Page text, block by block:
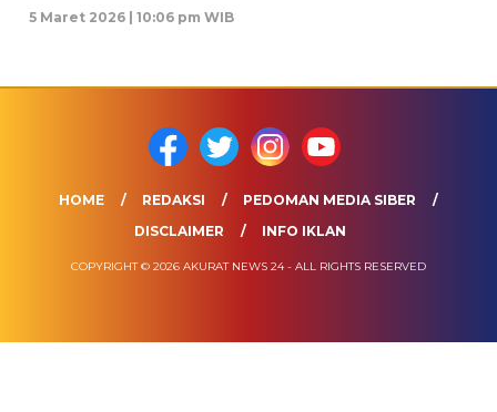
5 Maret 2026 | 10:06 pm WIB
HOME REDAKSI
PEDOMAN MEDIA SIBER
DISCLAIMER
INFO IKLAN
COPYRIGHT © 2026 AKURAT NEWS 24 - ALL RIGHTS RESERVED